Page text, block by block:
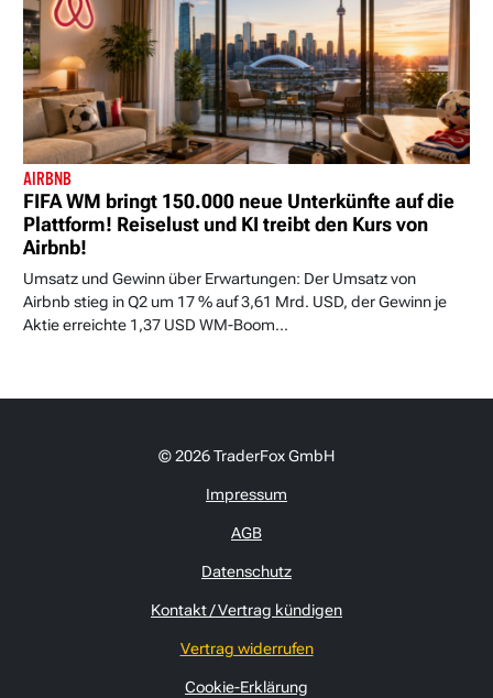
AIRBNB
FIFA WM bringt 150.000 neue Unterkünfte auf die
Plattform! Reiselust und KI treibt den Kurs von
Airbnb!
Umsatz und Gewinn über Erwartungen: Der Umsatz von
Airbnb stieg in Q2 um 17 % auf 3,61 Mrd. USD, der Gewinn je
Aktie erreichte 1,37 USD WM-Boom...
© 2026 TraderFox GmbH
Impressum
AGB
Datenschutz
Kontakt / Vertrag kündigen
Vertrag widerrufen
Cookie-Erklärung